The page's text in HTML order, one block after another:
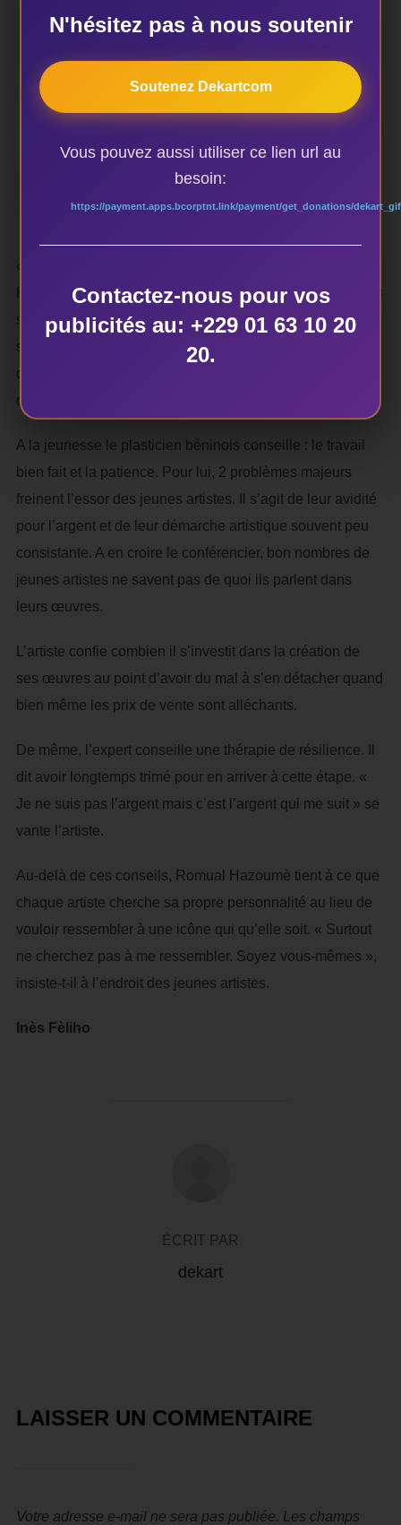
« L’argent n’a jamais compté » confesse Romuald
Hazoumè à l’assistance. Derrière chacune de ses œuvres
se cache une plaidoirie, une dénonciation voire une
satire, selon ses confidences. C’est le quotidien, le vécu
de son environnement proche sa première source
d’inspiration.
A la jeunesse le plasticien béninois conseille : le travail
bien fait et la patience. Pour lui, 2 problèmes majeurs
freinent l’essor des jeunes artistes. Il s’agit de leur avidité
pour l’argent et de leur démarche artistique souvent peu
consistante. A en croire le conférencier, bon nombres de
jeunes artistes ne savent pas de quoi ils parlent dans
leurs œuvres.
L’artiste confie combien il s’investit dans la création de
ses œuvres au point d’avoir du mal à s’en détacher quand
bien même les prix de vente sont alléchants.
De même, l’expert conseille une thérapie de résilience. Il
dit avoir longtemps trimé pour en arriver à cette étape. «
Je ne suis pas l’argent mais c’est l’argent qui me suit » se
vante l’artiste.
Au-delà de ces conseils, Romual Hazoumè tient à ce que
chaque artiste cherche sa propre personnalité au lieu de
vouloir ressembler à une icône qui qu’elle soit. « Surtout
ne cherchez pas à me ressembler. Soyez vous-mêmes »,
insiste-t-il à l’endroit des jeunes artistes.
Inès Fèliho
ÉCRIT PAR
dekart
LAISSER UN COMMENTAIRE
Votre adresse e-mail ne sera pas publiée. Les champs
N'hésitez pas à nous soutenir
Soutenez Dekartcom
Vous pouvez aussi utiliser ce lien url au
besoin:
https://payment.apps.bcorptnt.link/payment/get_donations/
Contactez-nous pour vos
publicités au: +229 01 63 10 20
20.